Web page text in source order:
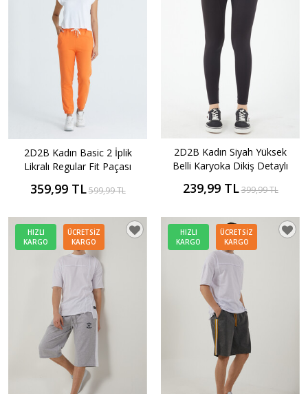
2D2B Kadın Basic 2 İplik
Likralı Regular Fit Paçası
359,99 TL599,99 TL
2D2B Kadın Siyah Yüksek
Belli Karyoka Dikiş Detaylı
239,99 TL399,99 TL
HIZLI
KARGO
ÜCRETSIZ
KARGO
HIZLI
KARGO
ÜCRETSIZ
KARGO